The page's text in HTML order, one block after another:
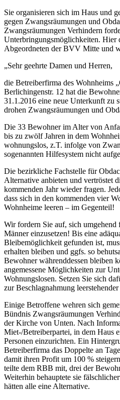
Sie organisieren sich im Haus und
gegen Zwangsräumungen und
Zwangsräumungen Verhindern
Unterbringungsmöglichkeiten. Hier
Abgeordneten der BVV Mitte und
„Sehr geehrte Damen und Herren,
die Betreiberfirma des Wohnheims
Berlichingenstr. 12 hat die
31.1.2016 eine neue Unterkunft zu
drohen Zwangsräumungen und
Die 33 Bewohner im Alter von
bis zu zwölf Jahren in dem
wohnungslos, z.T. infolge von
sogenannten Hilfesystem nicht
Die bezirkliche Fachstelle für
Alternative anbieten und vertröstet
kommenden Jahr wieder fragen.
dass sich in den kommenden vier
Wohnheime leeren – im Gegenteil!
Wir fordern Sie auf, sich
Männer einzusetzen! Bis eine
Bleibemöglichkeit gefunden ist,
erhalten bleiben und ggfs. so
Bewohner währenddessen bleiben
angemessene Möglichkeiten zur
Wohnungslosen. Setzen Sie sich
zur Beschlagnahmung
Einige Betroffene wehren sich
Bündnis Zwangsräumungen
der Kirche von Unten. Nach
Miet-/Betreiberpartei, in dem Haus
Personen einzurichten. Ein
Betreiberfirma das Doppelte an
damit ihren Profit um 100 %
teilte dem RBB mit, drei der
Weiterhin behauptete sie
hätten alle eine Alternative.